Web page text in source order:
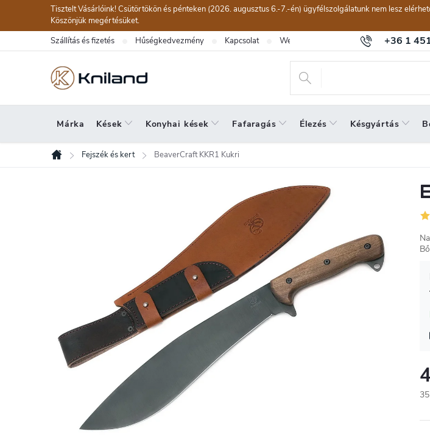
fő
tartalomhoz
Tisztelt Vásárlóink! Csütörtökön és pénteken (2026. augusztus 6.-7.-én) ügyfélszolgálatunk nem lesz
Köszönjük megértésüket.
+36 1
Szállítás és fizetés Hűségkedvezmény Kapcsolat Webáruház értékelése Általános
Márka Kések Konyhai kések Fafaragás Élezés Késgyártás
Kezdőlap
Fejszék és kert BeaverCraft KKR1 Kukri